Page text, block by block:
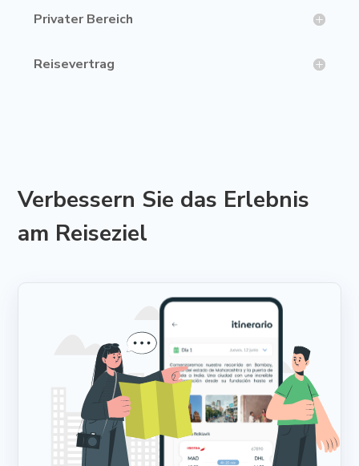
Privater Bereich
Reisevertrag
Verbessern Sie das Erlebnis
am Reiseziel